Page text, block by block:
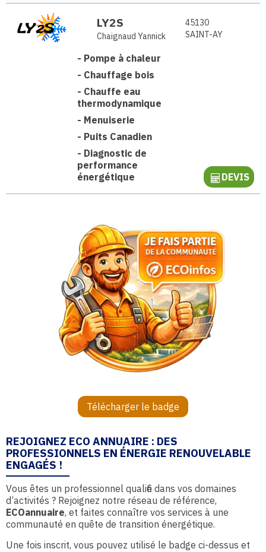
LY2S
Chaignaud Yannick
45130
SAINT-AY
- Pompe à chaleur
- Chauffage bois
- Chauffe eau
thermodynamique
- Menuiserie
- Puits Canadien
- Diagnostic de
performance
énergétique
DEVIS
Télécharger le badge
REJOIGNEZ ECO ANNUAIRE : DES
PROFESSIONNELS EN ÉNERGIE RENOUVELABLE
ENGAGÉS !
Vous êtes un professionnel qualifié dans vos domaines
d’activités ? Rejoignez notre réseau de référence,
ECOannuaire, et faites connaître vos services à une
communauté en quête de transition énergétique.
Une fois inscrit, vous pouvez utilisé le badge ci-dessus et